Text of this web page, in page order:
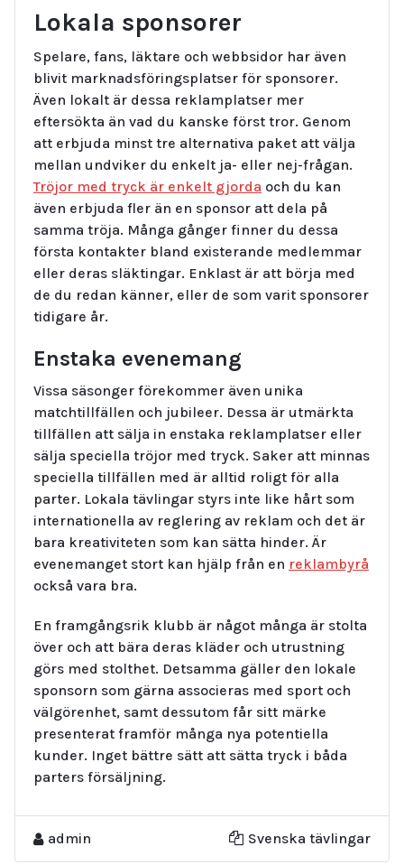
Lokala sponsorer
Spelare, fans, läktare och webbsidor har även
blivit marknadsföringsplatser för sponsorer.
Även lokalt är dessa reklamplatser mer
eftersökta än vad du kanske först tror. Genom
att erbjuda minst tre alternativa paket att välja
mellan undviker du enkelt ja- eller nej-frågan.
Tröjor med tryck är enkelt gjorda och du kan
även erbjuda fler än en sponsor att dela på
samma tröja. Många gånger finner du dessa
första kontakter bland existerande medlemmar
eller deras släktingar. Enklast är att börja med
de du redan känner, eller de som varit sponsorer
tidigare år.
Enstaka evenemang
Vissa säsonger förekommer även unika
matchtillfällen och jubileer. Dessa är utmärkta
tillfällen att sälja in enstaka reklamplatser eller
sälja speciella tröjor med tryck. Saker att minnas
speciella tillfällen med är alltid roligt för alla
parter. Lokala tävlingar styrs inte like hårt som
internationella av reglering av reklam och det är
bara kreativiteten som kan sätta hinder. Är
evenemanget stort kan hjälp från en reklambyrå
också vara bra.
En framgångsrik klubb är något många är stolta
över och att bära deras kläder och utrustning
görs med stolthet. Detsamma gäller den lokale
sponsorn som gärna associeras med sport och
välgörenhet, samt dessutom får sitt märke
presenterat framför många nya potentiella
kunder. Inget bättre sätt att sätta tryck i båda
parters försäljning.
admin Svenska tävlingar